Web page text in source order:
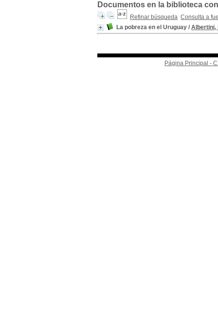
Documentos en la biblioteca
Refinar búsqueda Consulta a
La pobreza en el Uruguay / Albertini,
Página Principal -